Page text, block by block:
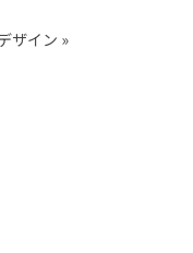
ザイン »